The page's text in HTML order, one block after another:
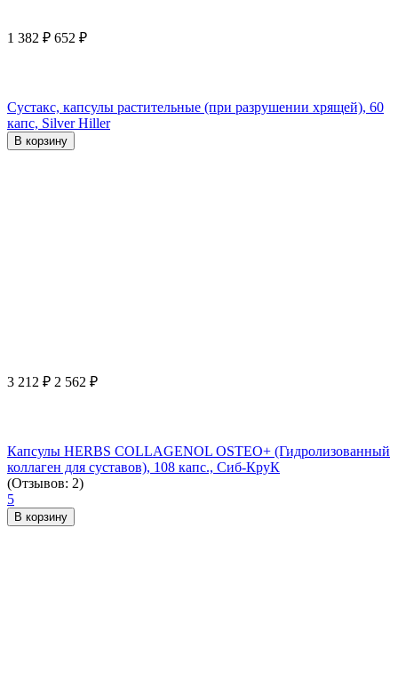
1 382 ₽ 652 ₽
Сустакс, капсулы растительные (при разрушении хрящей), 60
капс, Silver Hiller
В корзину
3 212 ₽ 2 562 ₽
Капсулы HERBS COLLAGENOL OSTEO+ (Гидролизованный
коллаген для суставов), 108 капс., Сиб-КруК
(Отзывов: 2)
5
В корзину